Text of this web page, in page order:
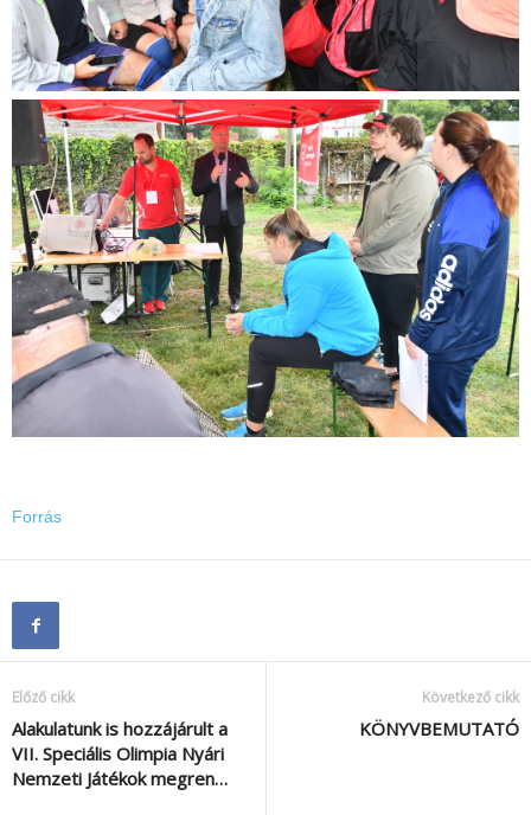
Forrás
Előző cikk
Alakulatunk is hozzájárult a
VII. Speciális Olimpia Nyári
Nemzeti Játékok megren…
Következő cikk
KÖNYVBEMUTATÓ